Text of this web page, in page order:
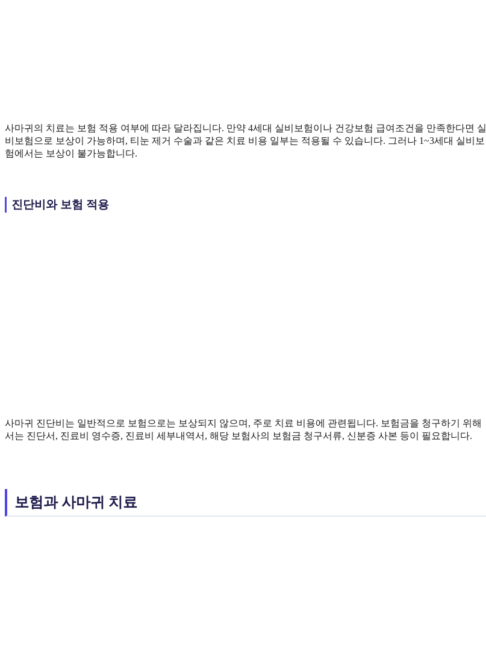
사마귀의 치료는 보험 적용 여부에 따라 달라집니다. 만약 4세대 실비보험이나 건강보험 급여조건을 만족한다면 실
비보험으로 보상이 가능하며, 티눈 제거 수술과 같은 치료 비용 일부는 적용될 수 있습니다. 그러나 1~3세대 실비보
험에서는 보상이 불가능합니다.
진단비와 보험 적용
사마귀 진단비는 일반적으로 보험으로는 보상되지 않으며, 주로 치료 비용에 관련됩니다. 보험금을 청구하기 위해
서는 진단서, 진료비 영수증, 진료비 세부내역서, 해당 보험사의 보험금 청구서류, 신분증 사본 등이 필요합니다.
보험과 사마귀 치료